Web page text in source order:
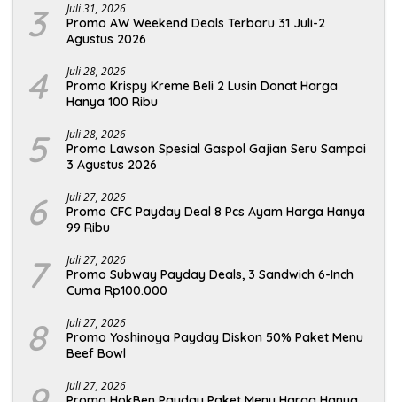
3 Juli 31, 2026
Promo AW Weekend Deals Terbaru 31 Juli-2
Agustus 2026
4 Juli 28, 2026
Promo Krispy Kreme Beli 2 Lusin Donat Harga
Hanya 100 Ribu
5 Juli 28, 2026
Promo Lawson Spesial Gaspol Gajian Seru Sampai
3 Agustus 2026
6 Juli 27, 2026
Promo CFC Payday Deal 8 Pcs Ayam Harga Hanya
99 Ribu
7 Juli 27, 2026
Promo Subway Payday Deals, 3 Sandwich 6-Inch
Cuma Rp100.000
8 Juli 27, 2026
Promo Yoshinoya Payday Diskon 50% Paket Menu
Beef Bowl
Juli 27, 2026